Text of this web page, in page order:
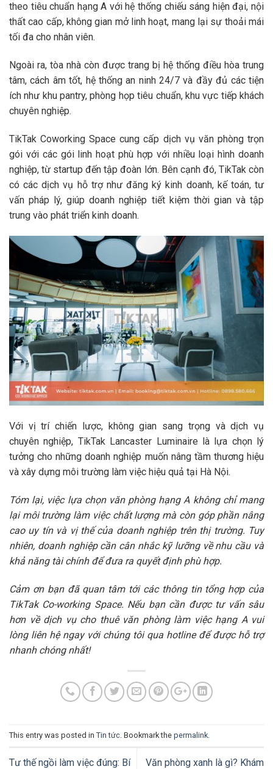
theo tiêu chuẩn hạng A với hệ thống chiếu sáng hiện đại, nội
thất cao cấp, không gian mở linh hoạt, mang lại sự thoải mái
tối đa cho nhân viên.
Ngoài ra, tòa nhà còn được trang bị hệ thống điều hòa trung
tâm, cách âm tốt, hệ thống an ninh 24/7 và đầy đủ các tiện
ích như khu pantry, phòng họp tiêu chuẩn, khu vực tiếp khách
chuyên nghiệp.
TikTak Coworking Space cung cấp dịch vụ văn phòng trọn
gói với các gói linh hoạt phù hợp với nhiều loại hình doanh
nghiệp, từ startup đến tập đoàn lớn. Bên cạnh đó, TikTak còn
có các dịch vụ hỗ trợ như đăng ký kinh doanh, kế toán, tư
vấn pháp lý, giúp doanh nghiệp tiết kiệm thời gian và tập
trung vào phát triển kinh doanh.
Với vị trí chiến lược, không gian sang trọng và dịch vụ
chuyên nghiệp, TikTak Lancaster Luminaire là lựa chọn lý
tưởng cho những doanh nghiệp muốn nâng tầm thương hiệu
và xây dựng môi trường làm việc hiệu quả tại Hà Nội.
Tóm lại, việc lựa chọn văn phòng hạng A không chỉ mang
lại môi trường làm việc chất lượng mà còn góp phần nâng
cao uy tín và vị thế của doanh nghiệp trên thị trường. Tuy
nhiên, doanh nghiệp cần cân nhắc kỹ lưỡng về nhu cầu và
khả năng tài chính để đưa ra quyết định phù hợp.
Cảm ơn bạn đã quan tâm tới các thông tin tổng hợp của
TikTak Co-working Space. Nếu bạn cần được tư vấn sâu
hơn về dịch vụ cho thuê văn phòng làm việc hạng A vui
lòng liên hệ ngay với chúng tôi qua hotline để được hỗ trợ
nhanh chóng nhất!
This entry was posted in Tin tức . Bookmark the permalink
Tư thế ngồi làm việc đúng: Bí
Văn phòng xanh là gì? Khám